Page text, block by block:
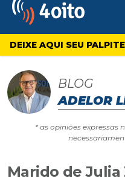
4oito
DEIXE AQUI SEU
BLOG
ADELOR
* as opiniões expressas
Marido de